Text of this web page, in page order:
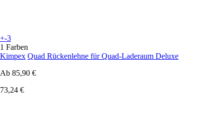
+-3
1 Farben
Kimpex Quad Rückenlehne für Quad-Laderaum Deluxe
Ab 85,90 €
73,24 €